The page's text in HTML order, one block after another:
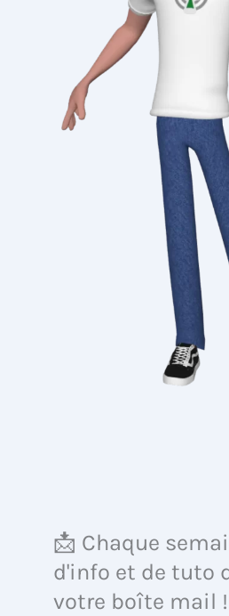
📩 Chaque
d'info et de tuto
votre boîte mail